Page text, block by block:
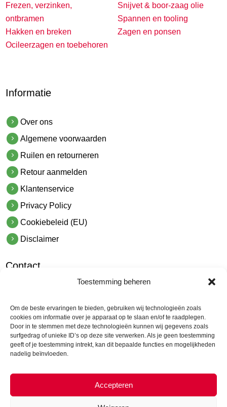
Toestemming beheren
Om de beste ervaringen te bieden, gebruiken wij technologieën zoals
cookies om informatie over je apparaat op te slaan en/of te raadplegen.
Door in te stemmen met deze technologieën kunnen wij gegevens zoals
surfgedrag of unieke ID’s op deze site verwerken. Als je geen toestemming
geeft of je toestemming intrekt, kan dit bepaalde functies en mogelijkheden
nadelig beïnvloeden.
Accepteren
Frezen, verzinken,
ontbramen
Hakken en breken
Ocileerzagen en toebehoren
Snijvet & boor-zaag olie
Spannen en tooling
Zagen en ponsen
Informatie
Over ons
Algemene voorwaarden
Ruilen en retourneren
Retour aanmelden
Klantenservice
Privacy Policy
Cookiebeleid (EU)
Disclaimer
Contact
t.0228 53 00 40
e.info@hetindustriehuis.com
KVK 51483904
BTW NL850044522B01